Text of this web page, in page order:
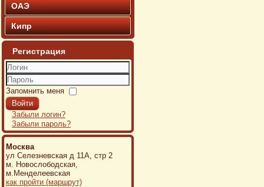
ОАЭ
Кипр
Регистрация
Логин
Пароль
Запомнить меня
Войти
Забыли логин?
Забыли пароль?
Москва
ул Селезневская д 11А, стр 2
м. Новослободская,
м.Менделеевская
как пройти (маршрут)